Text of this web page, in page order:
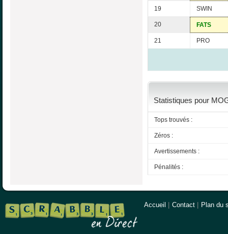
19 SWIN
20 FATS
21 PRO
Statistiques pour
Tops trouvés :
Zéros :
Avertissements :
Pénalités :
Accueil Contact Plan du